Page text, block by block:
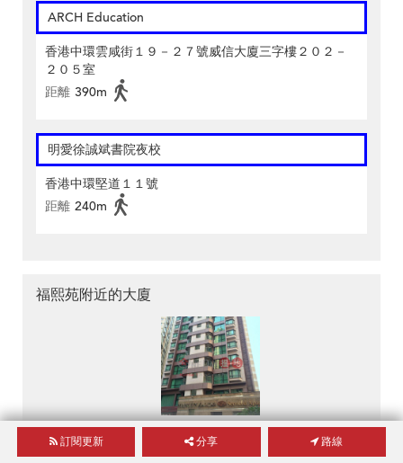
ARCH Education
香港中環雲咸街１９－２７號威信大廈三字樓２０２－
２０５室
距離 390m
明愛徐誠斌書院夜校
香港中環堅道１１號
距離 240m
福熙苑附近的大廈
麗華大廈
28 羅便臣道
訂閱更新 分享 路線